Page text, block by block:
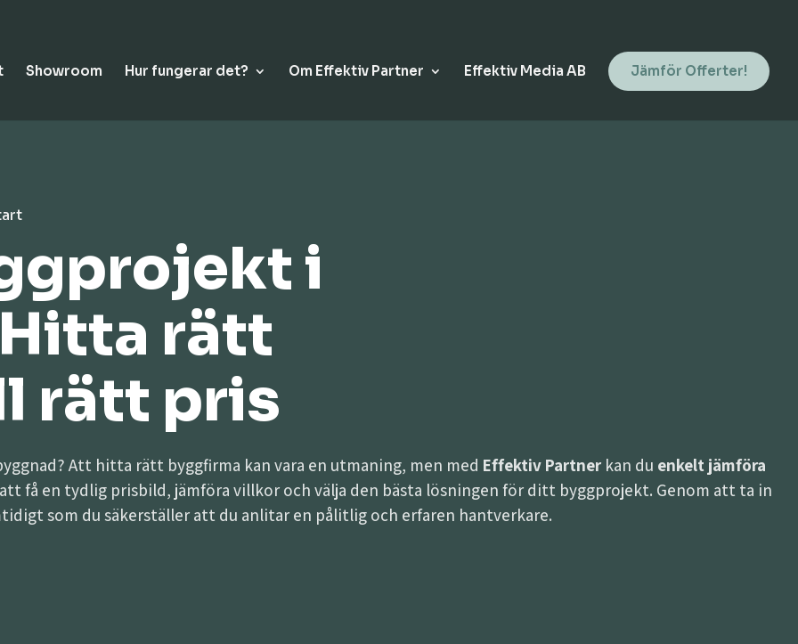
Showroom Hur fungerar det? Om Effektiv Partner Effektiv Media AB Jämför Offerter!
i
rätt
rätt pris
Att hitta rätt byggfirma kan vara en utmaning, men med Effektiv Partner kan du enkelt jämföra
få en tydlig prisbild, jämföra villkor och välja den bästa lösningen för ditt byggprojekt. Genom att ta in
som du säkerställer att du anlitar en pålitlig och erfaren hantverkare.